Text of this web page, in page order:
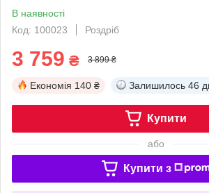
В наявності
Код: 100023
Роздріб
3 759 ₴ 3 899 ₴
Економія 140 ₴ Залишилось 46
Купити
або
Купити з